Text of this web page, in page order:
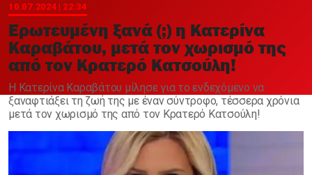
10.07.2024 | 22:34
Ερωτευμένη ξανά (;) η Κατερίνα
Καραβάτου, μετά τον χωρισμό της
από τον Κρατερό Κατσούλη!
Η Κατερίνα Καραβάτου μίλησε για το ενδεχόμενο να
ξαναφτιάξει τη ζωή της με έναν σύντροφο, τέσσερα χρόνια
μετά τον χωρισμό της από τον Κρατερό Κατσούλη!
Χαντμπολ